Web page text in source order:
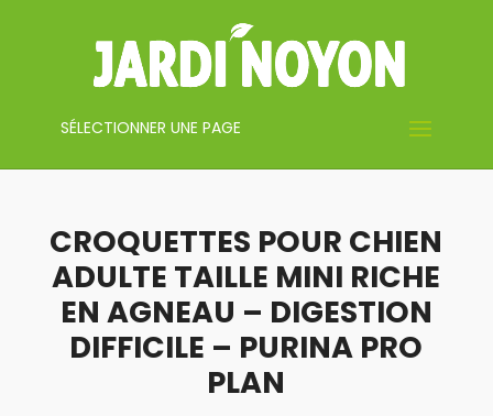
SÉLECTIONNER UNE PAGE
CROQUETTES POUR CHIEN
ADULTE TAILLE MINI RICHE
EN AGNEAU – DIGESTION
DIFFICILE – PURINA PRO
PLAN